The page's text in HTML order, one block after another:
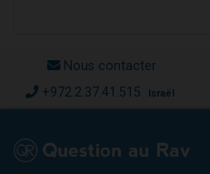
Nous contacter
+972.2.37.41.515 Israël